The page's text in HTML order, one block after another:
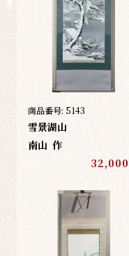
商品番号: 5143
雪景湖山
南山 作
32,000